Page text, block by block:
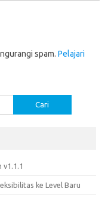
spam. Pelajari
ke Level Baru